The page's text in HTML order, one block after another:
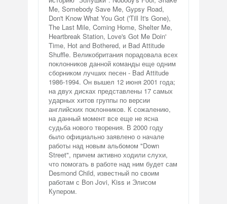
Me, Somebody Save Me, Gypsy Road,
Don't Know What You Got ('Till It's Gone),
The Last Mile, Coming Home, Shelter Me,
Heartbreak Station, Love's Got Me Doin'
Time, Hot and Bothered, и Bad Attitude
Shuffle. Великобритания порадовала всех
поклонников данной команды еще одним
сборником лучших песен - Bad Attitude
1986-1994. Он вышел 12 июня 2001 года;
на двух дисках представлены 17 самых
ударных хитов группы по версии
английских поклонников. К сожалению,
на данный момент все еще не ясна
судьба нового творения. В 2000 году
было официально заявлено о начале
работы над новым альбомом "Down
Street", причем активно ходили слухи,
что помогать в работе над ним будет сам
Desmond Child, известный по своим
работам с Bon Jovi, Kiss и Элисом
Купером.